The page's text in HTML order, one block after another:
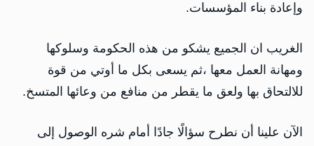
وإعادة بناء المؤسسات.
الغريب ان الجميع يشكو من هذه الحكومة وسلوكها
ومهانة العمل معها ،ثم يسعى بكل ما أوتي من قوة
للالتحاق بها ولعق ما يقطر من منافع من وعائها المتسخ.
الآن علينا أن نطرح سؤالًا جادًا أمام شره الوصول إلى